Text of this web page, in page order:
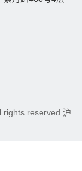
rights reserved沪